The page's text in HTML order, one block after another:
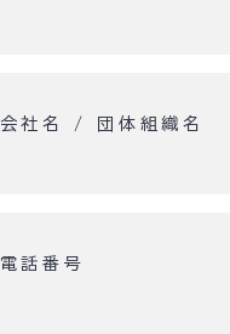
会社名 / 団体組織名
電話番号